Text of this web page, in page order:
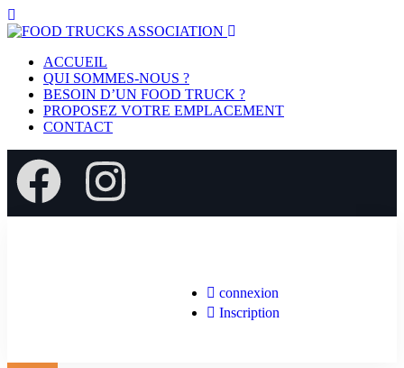
ACCUEIL
QUI SOMMES-NOUS ?
BESOIN D’UN FOOD TRUCK ?
PROPOSEZ VOTRE EMPLACEMENT
CONTACT
connexion
Inscription